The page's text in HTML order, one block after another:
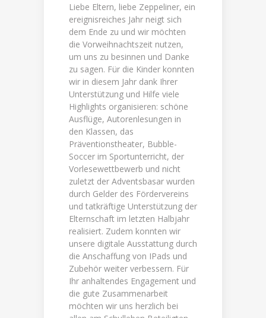
Liebe Eltern, liebe Zeppeliner, ein
ereignisreiches Jahr neigt sich
dem Ende zu und wir möchten
die Vorweihnachtszeit nutzen,
um uns zu besinnen und Danke
zu sagen. Für die Kinder konnten
wir in diesem Jahr dank Ihrer
Unterstützung und Hilfe viele
Highlights organisieren: schöne
Ausflüge, Autorenlesungen in
den Klassen, das
Präventionstheater, Bubble-
Soccer im Sportunterricht, der
Vorlesewettbewerb und nicht
zuletzt der Adventsbasar wurden
durch Gelder des Fördervereins
und tatkräftige Unterstützung der
Elternschaft im letzten Halbjahr
realisiert. Zudem konnten wir
unsere digitale Ausstattung durch
die Anschaffung von IPads und
Zubehör weiter verbessern. Für
Ihr anhaltendes Engagement und
die gute Zusammenarbeit
möchten wir uns herzlich bei